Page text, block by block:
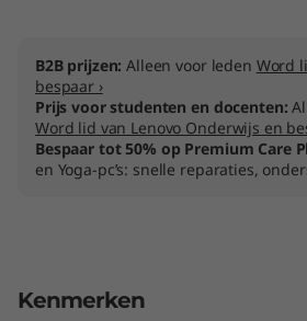
B2B prijzen:Alleen voor leden Word
bespaar ›
Prijs voor studenten en docenten:
Word lid van Lenovo Onderwijs en
Bespaar tot 50% op Premium Care
en Yoga-pc’s: snelle reparaties,
Kenmerken